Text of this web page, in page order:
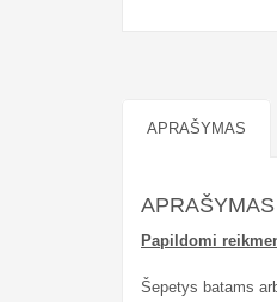
APRAŠYMAS
APRAŠYMAS
Papildomi
Šepetys batams